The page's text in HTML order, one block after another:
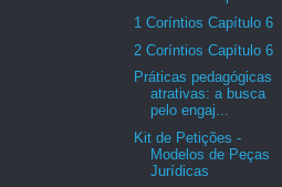
1 Coríntios Capítulo 6
2 Coríntios Capítulo 6
Práticas pedagógicas
atrativas: a busca
pelo engaj...
Kit de Petições -
Modelos de Peças
Jurídicas